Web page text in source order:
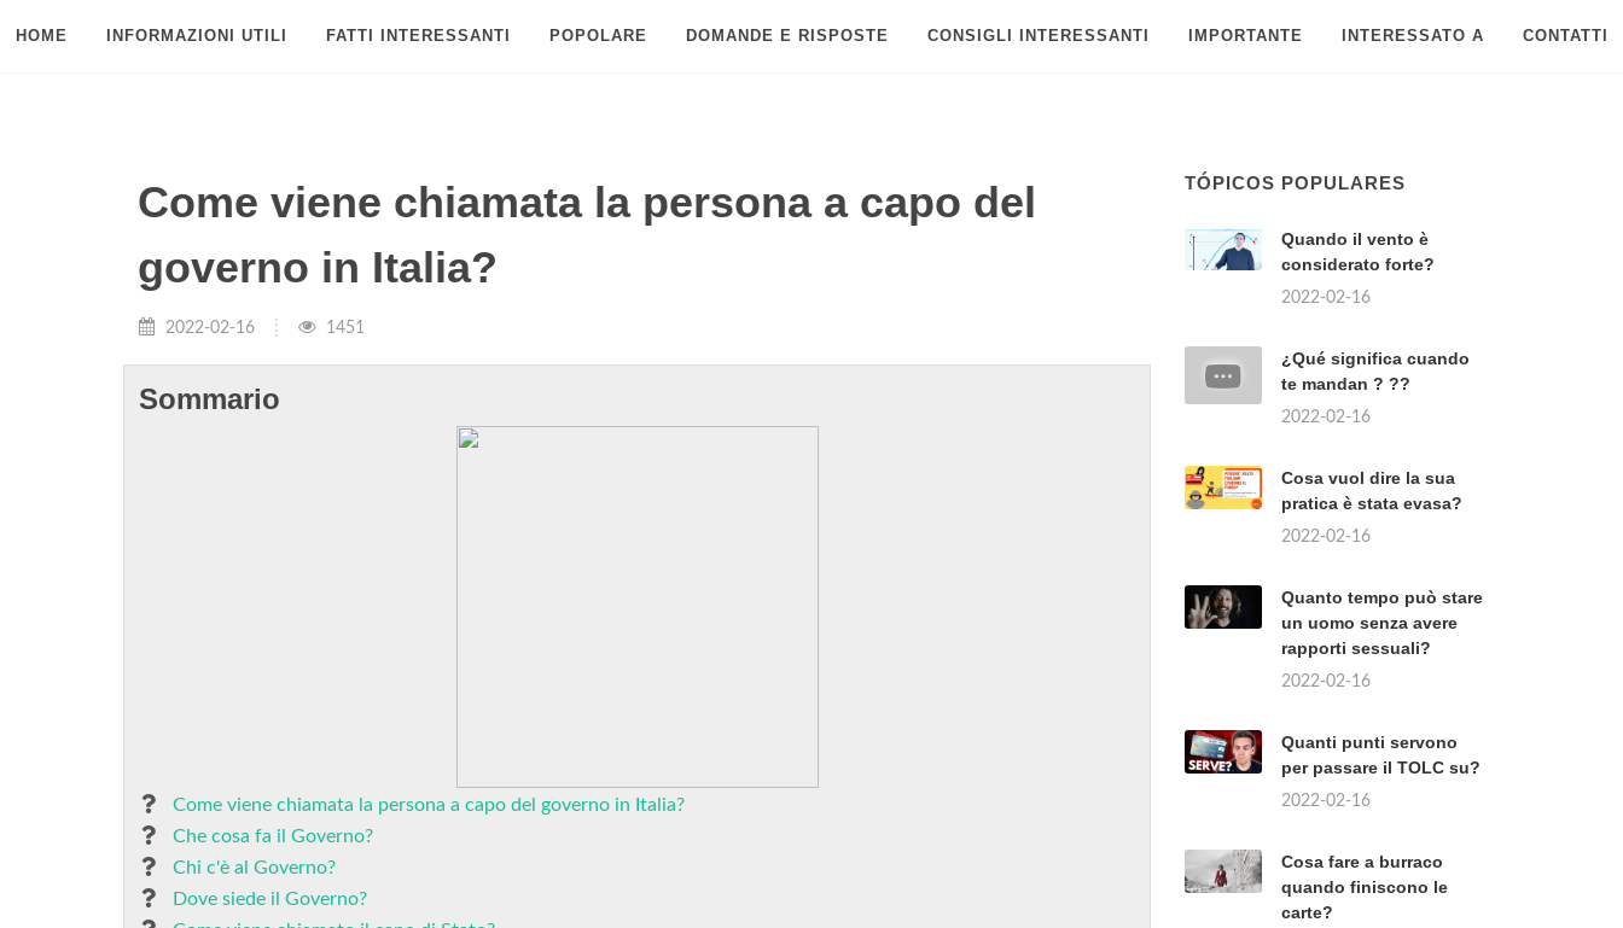
HOME INFORMAZIONI UTILI FATTI INTERESSANTI POPOLARE DOMANDE E RISPOSTE CONSIGLI INTERESSANTI IMPORTANTE INTERESSATO A CONTATTI
Come viene chiamata la persona a capo del
governo in Italia?
2022-02-16 1451
Sommario
Come viene chiamata la persona a capo del governo in Italia?
Che cosa fa il Governo?
Chi c'è al Governo?
Dove siede il Governo?
TÓPICOS POPULARES
Quando il vento è
considerato forte?
2022-02-16
¿Qué significa cuando
te mandan ? ??
2022-02-16
Cosa vuol dire la sua
pratica è stata evasa?
2022-02-16
Quanto tempo può stare
un uomo senza avere
rapporti sessuali?
2022-02-16
Quanti punti servono
per passare il TOLC su?
2022-02-16
Cosa fare a burraco
quando finiscono le
carte?